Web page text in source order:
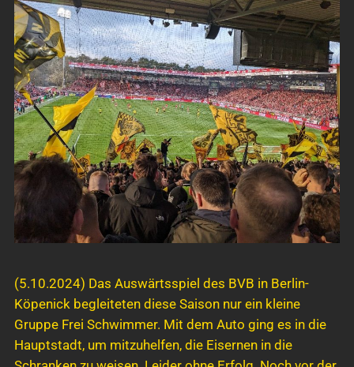
(5.10.2024) Das Auswärtsspiel des BVB in Berlin-
Köpenick begleiteten diese Saison nur ein kleine
Gruppe Frei Schwimmer. Mit dem Auto ging es in die
Hauptstadt, um mitzuhelfen, die Eisernen in die